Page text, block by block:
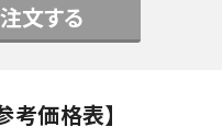
文する
考価格表】